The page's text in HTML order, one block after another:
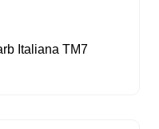
Italiana TM7